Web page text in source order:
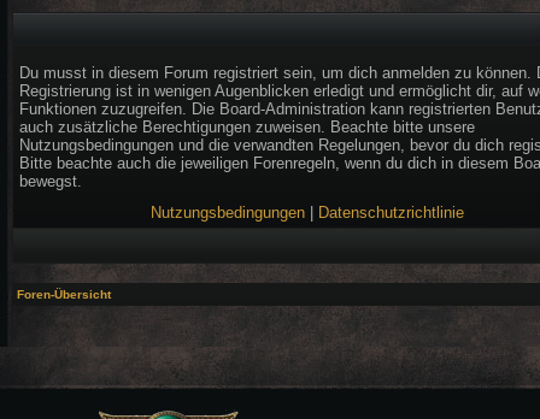
Du musst in diesem Forum registriert sein, um dich anmelden zu können.
Registrierung ist in wenigen Augenblicken erledigt und ermöglicht dir, auf
Funktionen zuzugreifen. Die Board-Administration kann registrierten
auch zusätzliche Berechtigungen zuweisen. Beachte bitte unsere
Nutzungsbedingungen und die verwandten Regelungen, bevor du dich
Bitte beachte auch die jeweiligen Forenregeln, wenn du dich in diesem
bewegst.
Nutzungsbedingungen
Datenschutzrichtlinie
Foren-Übersicht